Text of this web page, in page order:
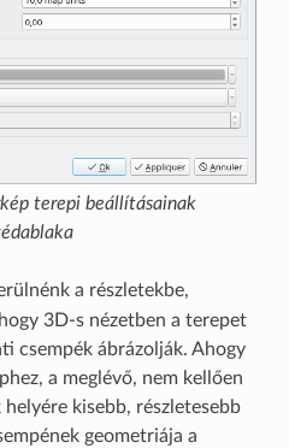
terepi beállításainak
a részletekbe,
3D-s nézetben a terepet
csempék ábrázolják. Ahogy
a meglévő, nem kellően
helyére kisebb, részletesebb
geometriája a